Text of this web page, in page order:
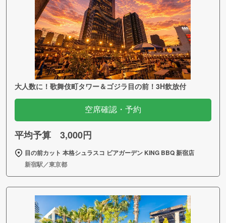
大人数に！歌舞伎町タワー＆ゴジラ目の前！3H飲放付
空席確認・予約
平均予算 3,000円
目の前カット 本格シュラスコ ビアガーデン KING BBQ 新宿店
新宿駅／東京都